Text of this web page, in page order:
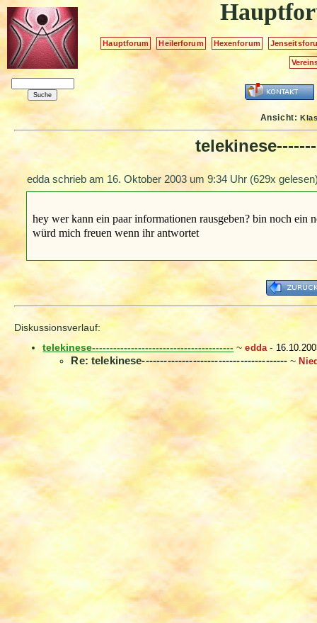
Hauptforum Heilerforum Hexenforum
Ansicht:
edda schrieb am16. Oktober 2003 um 9:34 Uhr (629x
hey wer kann ein paar informationen rausgeben? bin noch ein
würd mich freuen wenn ihr antwortet
Diskussionsverlauf:
telekinese---------------------------------------- ~edda-
Re: telekinese----------------------------------------~